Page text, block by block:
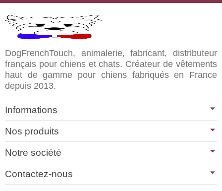
DogFrenchTouch, animalerie, fabricant, distributeur
français pour chiens et chats. Créateur de vêtements
haut de gamme pour chiens fabriqués en France
depuis 2013.
Informations
Nos produits
Notre société
Contactez-nous